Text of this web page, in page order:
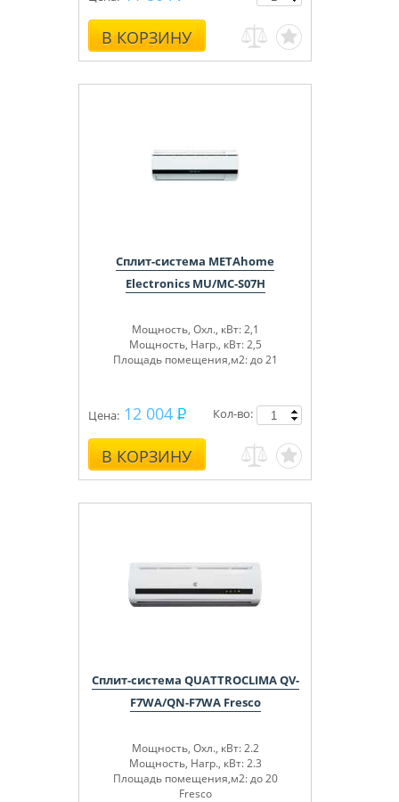
В КОРЗИНУ
Сплит-система METAhome
Electronics MU/MC-S07H
Мощность, Охл., кВт: 2,1
Мощность, Нагр., кВт: 2,5
Площадь помещения,м2: до 21
Цена: 12 004
В КОРЗИНУ
Кол-во:
Сплит-система QUATTROCLIMA QV-
F7WA/QN-F7WA Fresco
Мощность, Охл., кВт: 2.2
Мощность, Нагр., кВт: 2.3
Площадь помещения,м2: до 20
Fresco